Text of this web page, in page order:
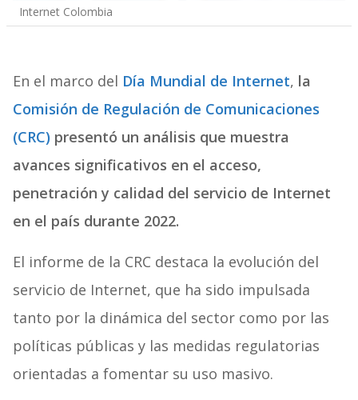
Internet Colombia
En el marco del Día Mundial de Internet, la
Comisión de Regulación de Comunicaciones
(CRC) presentó un análisis que muestra
avances significativos en el acceso,
penetración y calidad del servicio de Internet
en el país durante 2022.
El informe de la CRC destaca la evolución del
servicio de Internet, que ha sido impulsada
tanto por la dinámica del sector como por las
políticas públicas y las medidas regulatorias
orientadas a fomentar su uso masivo.